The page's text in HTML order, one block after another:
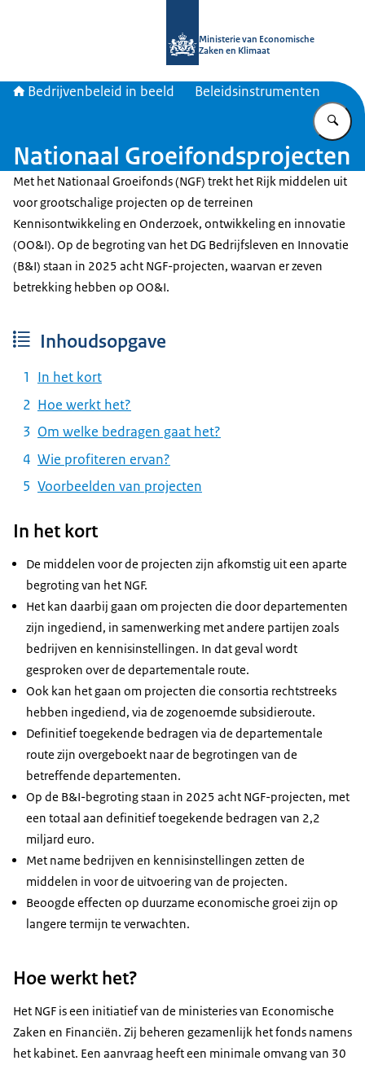
Ministerie van Economische
Zaken en Klimaat
Bedrijvenbeleid in beeld Beleidsinstrumenten
Nationaal Groeifondsprojecten
Met het Nationaal Groeifonds (NGF) trekt het Rijk middelen uit
voor grootschalige projecten op de terreinen
Kennisontwikkeling en Onderzoek, ontwikkeling en innovatie
(OO&I). Op de begroting van het DG Bedrijfsleven en Innovatie
(B&I) staan in 2025 acht NGF-projecten, waarvan er zeven
betrekking hebben op OO&I.
Inhoudsopgave
In het kort
Hoe werkt het?
Om welke bedragen gaat het?
Wie profiteren ervan?
Voorbeelden van projecten
In het kort
De middelen voor de projecten zijn afkomstig uit een aparte
begroting van het NGF.
Het kan daarbij gaan om projecten die door departementen
zijn ingediend, in samenwerking met andere partijen zoals
bedrijven en kennisinstellingen. In dat geval wordt
gesproken over de departementale route.
Ook kan het gaan om projecten die consortia rechtstreeks
hebben ingediend, via de zogenoemde subsidieroute.
Definitief toegekende bedragen via de departementale
route zijn overgeboekt naar de begrotingen van de
betreffende departementen.
Op de B&I-begroting staan in 2025 acht NGF-projecten, met
een totaal aan definitief toegekende bedragen van 2,2
miljard euro.
Met name bedrijven en kennisinstellingen zetten de
middelen in voor de uitvoering van de projecten.
Beoogde effecten op duurzame economische groei zijn op
langere termijn te verwachten.
Hoe werkt het?
Het NGF is een initiatief van de ministeries van Economische
Zaken en Financiën. Zij beheren gezamenlijk het fonds namens
het kabinet. Een aanvraag heeft een minimale omvang van 30